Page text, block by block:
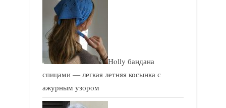
Holly бандана
спицами — легкая летняя косынка с
ажурным узором